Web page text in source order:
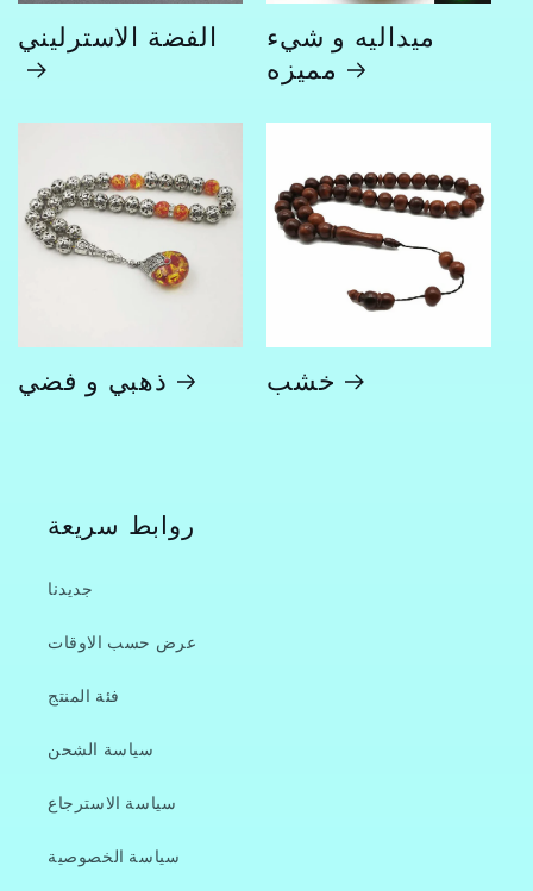
الفضة الاسترليني ميداليه و شيء
مميزه
ذهبي و فضي خشب
روابط سريعة
جديدنا
عرض حسب الاوقات
فئة المنتج
سياسة الشحن
سياسة الاسترجاع
سياسة الخصوصية